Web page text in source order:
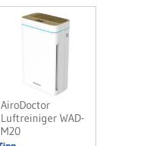
AiroDoctor
Luftreiniger WAD-
M20